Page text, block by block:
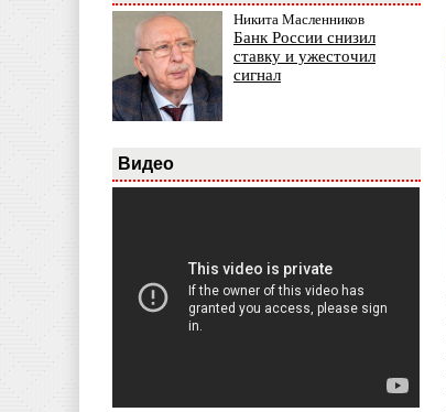
Никита Масленников
Банк России снизил
ставку и ужесточил
сигнал
Видео